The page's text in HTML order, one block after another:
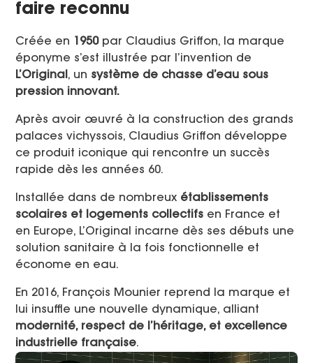
faire reconnu
Créée en 1950par Claudius Griffon, la marque
éponyme s’est illustrée par l’invention de
L’Original , un système de chasse d’eau sous
pression innovant.
Après avoir œuvré à la construction des grands
palaces vichyssois, Claudius Griffon développe
ce produit iconique qui rencontre un succès
rapide dès les années 60.
Installée dans de nombreux établissements
scolaires et logements collectifs en France et
en Europe, L’Original incarne dès ses débuts une
solution sanitaire à la fois fonctionnelle et
économe en eau.
En 2016, François Mounier reprend la marque et
lui insuffle une nouvelle dynamique, alliant
modernité, respect de l’héritage, et excellence
industrielle française.